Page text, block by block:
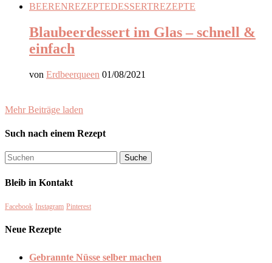
BEERENREZEPTEDESSERTREZEPTE
Blaubeerdessert im Glas – schnell &
einfach
von Erdbeerqueen 01/08/2021
Mehr Beiträge laden
Such nach einem Rezept
Bleib in Kontakt
Facebook Instagram Pinterest
Neue Rezepte
Gebrannte Nüsse selber machen